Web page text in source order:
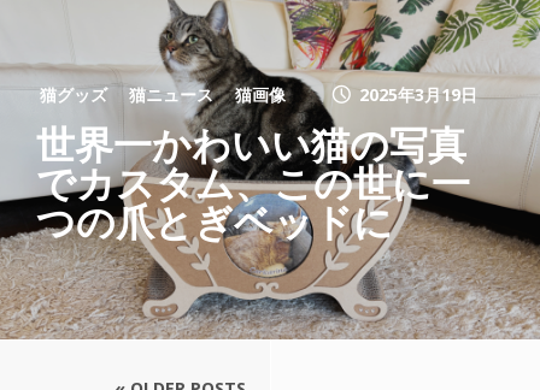
猫グッズ 猫ニュース 猫画像 2025年3月19日
世界一かわいい猫の写真
でカスタム、この世に一
つの爪とぎベッドに